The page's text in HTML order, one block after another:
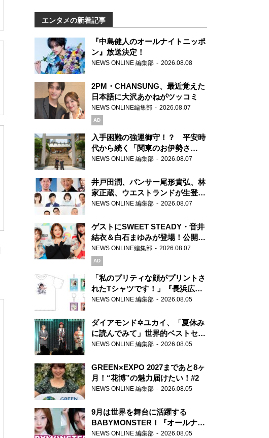
エンタメの新着記事
『中島健人のオールナイトニッポ
ン』放送決定！
NEWS ONLINE 編集部 2026.08.08
2PM・CHANSUNG、最近覚えた
日本語に大沢あかねがツッコミ
NEWS ONLINE編集部 2026.08.07
AD
入手困難の強運御守！？ 平安時
代から続く「関東のお伊勢さ
ま」、芝大神宮にてランパンプス
NEWS ONLINE 編集部 2026.08.07
井戸田潤、パンサー尾形貴弘、林
家正蔵、ウエストランドが生登
場！『ラジオビバリー昼ズ』
NEWS ONLINE 編集部 2026.08.07
ゲストにSWEET STEADY・音井
結衣＆白石まゆみが登場！公開収
録で素顔全開！
NEWS ONLINE編集部 2026.08.07
AD
「私のプリティな顔がプリントさ
れたTシャツです！」『長浜広奈
天下無双』初の番組グッズ発売
NEWS ONLINE 編集部 2026.08.05
ダイアモンド✡ユカイ、「夏休み
に読んでみて」世界的ベストセラ
ー『アナスタシア』を紹介
NEWS ONLINE 編集部 2026.08.05
GREEN×EXPO 2027まであと8ヶ
月！“花博”の魅力届けたい！#2
NEWS ONLINE 編集部 2026.08.05
9月は世界を舞台に活躍する
BABYMONSTER！『オールナイ
トニッポンPODCAST』月替わり
NEWS ONLINE 編集部 2026.08.05